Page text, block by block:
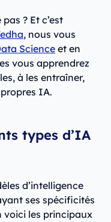
? Et c’est
, nous vous
Science et en
vous apprendrez
à les entraîner,
IA.
types d’IA
d’intelligence
ses spécificités
voici les principaux